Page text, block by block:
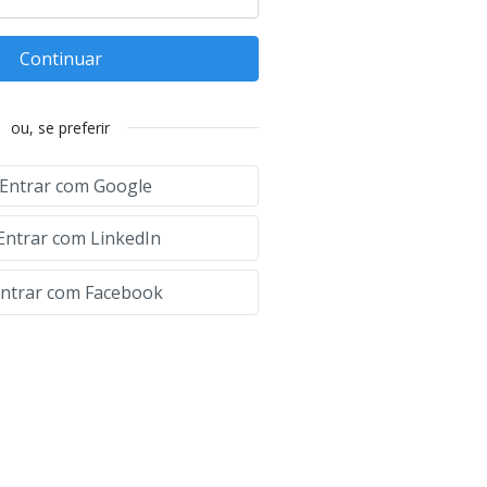
Continuar
ou, se preferir
com Google
com LinkedIn
com Facebook